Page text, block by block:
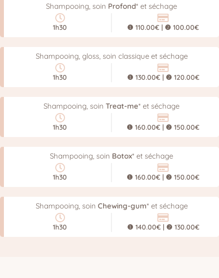
Shampooing, soin Profond* et séchage
1h30 ❶ 110.00€ | ❷ 100.00€
Shampooing, gloss, soin classique et séchage
1h30 ❶ 130.00€ | ❷ 120.00€
Shampooing, soin Treat-me* et séchage
1h30 ❶ 160.00€ | ❷ 150.00€
Shampooing, soin Botox* et séchage
1h30 ❶ 160.00€ | ❷ 150.00€
Shampooing, soin Chewing-gum* et séchage
1h30 ❶ 140.00€ | ❷ 130.00€